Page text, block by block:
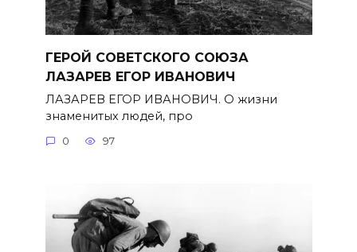
ГЕРОЙ СОВЕТСКОГО СОЮЗА
ЛАЗАРЕВ ЕГОР ИВАНОВИЧ
ЛАЗАРЕВ ЕГОР ИВАНОВИЧ. О жизни
знаменитых людей, про
0 97